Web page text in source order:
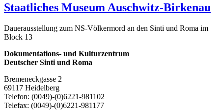
Staatliches Museum Auschwitz-Birkenau
Dauerausstellung zum NS-Völkermord an den Sinti und Roma im
Block 13
Dokumentations- und Kulturzentrum
Deutscher Sinti und Roma
Bremeneckgasse 2
69117 Heidelberg
Telefon: (0049)-(0)6221-981102
Telefax: (0049)-(0)6221-981177